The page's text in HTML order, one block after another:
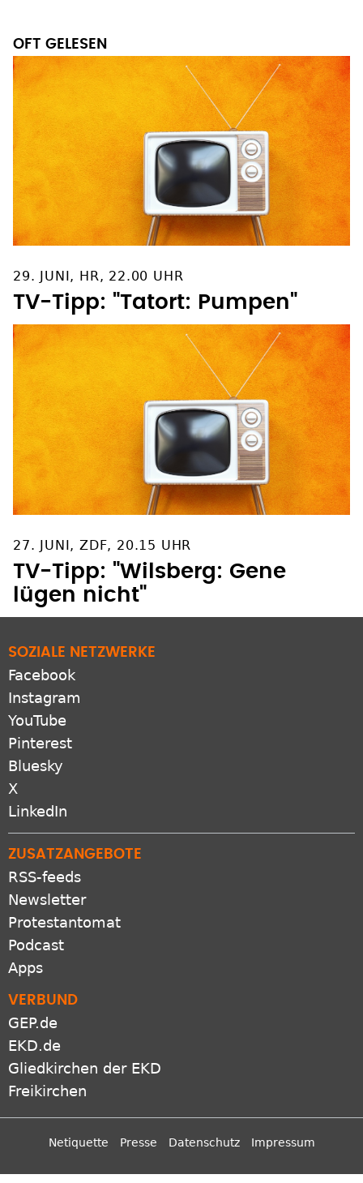
OFT GELESEN
29. JUNI, HR, 22.00 UHR
TV-Tipp: "Tatort: Pumpen"
27. JUNI, ZDF, 20.15 UHR
TV-Tipp: "Wilsberg: Gene
lügen nicht"
SOZIALE NETZWERKE
Facebook
Instagram
YouTube
Pinterest
Bluesky
X
LinkedIn
ZUSATZANGEBOTE
RSS-feeds
Newsletter
Protestantomat
Podcast
Apps
VERBUND
GEP.de
EKD.de
Gliedkirchen der EKD
Freikirchen
Netiquette Presse Datenschutz Impressum